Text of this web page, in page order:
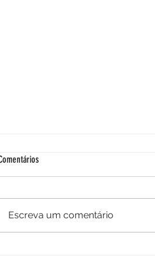
Palmilhas esportivas
Escreva um comentário